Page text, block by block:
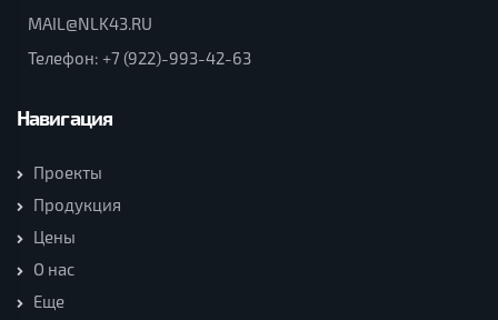
MAIL@NLK43.RU
Телефон: +7 (922)-993-42-63
Навигация
Проекты
Продукция
Цены
О нас
Еще